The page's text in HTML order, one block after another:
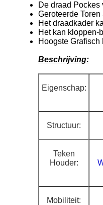
De draad Pockes
Geroteerde
Het draadkader
Het kan kloppen-
Hoogste
Beschrijving:
Eigenschap:
Structuur:
Teken
Houder:
Mobiliteit: